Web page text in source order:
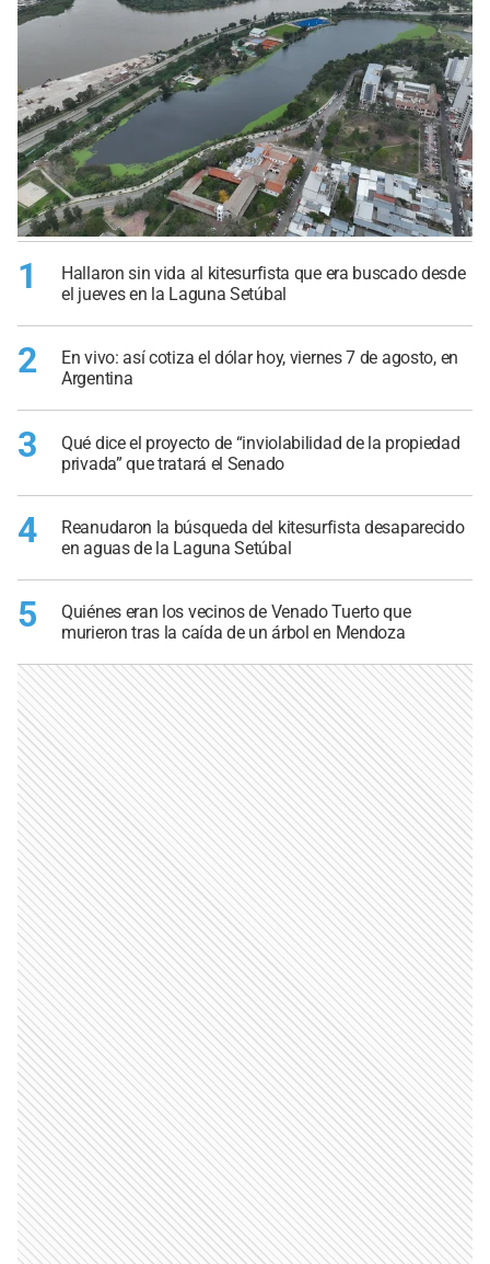
1
Hallaron sin vida al kitesurfista que era buscado desde
el jueves en la Laguna Setúbal
2
En vivo: así cotiza el dólar hoy, viernes 7 de agosto, en
Argentina
3
Qué dice el proyecto de “inviolabilidad de la propiedad
privada” que tratará el Senado
4
Reanudaron la búsqueda del kitesurfista desaparecido
en aguas de la Laguna Setúbal
5
Quiénes eran los vecinos de Venado Tuerto que
murieron tras la caída de un árbol en Mendoza